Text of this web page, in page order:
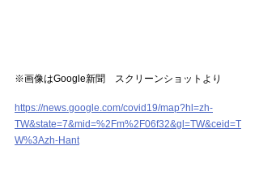
※画像はGoogle新聞　スクリーンショットより
https://news.google.com/covid19/map?hl=zh-
TW&state=7&mid=%2Fm%2F06f32&gl=TW&ceid=T
W%3Azh-Hant